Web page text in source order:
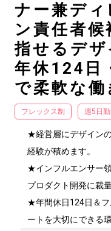
ナー兼デ
ン責任者
指せるデ
年休124日
で柔軟な働
フレックス制 週5日
★経営層にデザイン
経験が積めます。
★インフルエンサー
プロダクト開発に裁
★年間休日124日＆フ
ートを大切にできる